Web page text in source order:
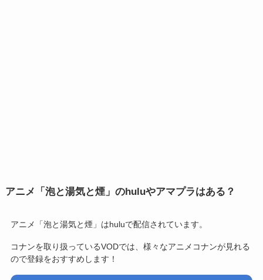
アニメ「泡と湯気と煙」のhuluやアマプラはある？
アニメ「泡と湯気と煙」はhuluで配信されています。
コナンを取り扱っているVODでは、様々なアニメコナンが見れる
ので登録をおすすめします！